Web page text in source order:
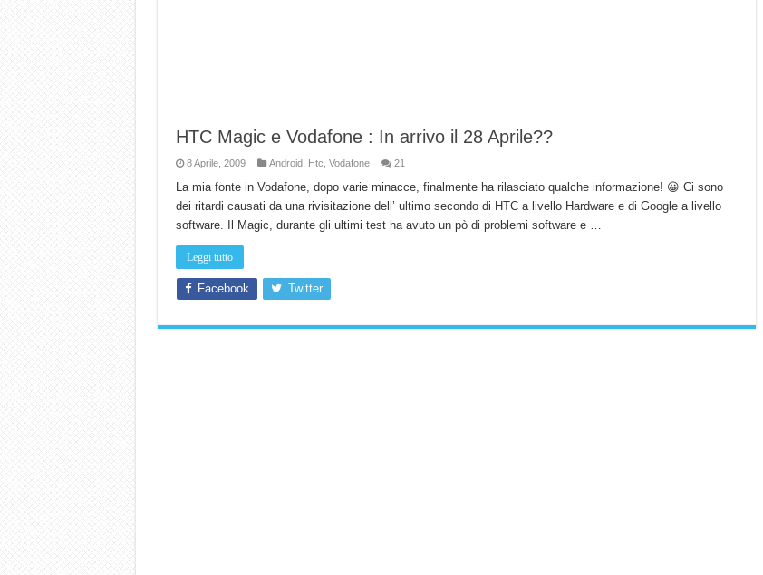
HTC Magic e Vodafone : In arrivo il 28 Aprile??
8 Aprile, 2009 Android, Htc Vodafone 21
La mia fonte in Vodafone, dopo varie minacce, finalmente ha rilasciato qualche informazione! 😀 Ci sono
dei ritardi causati da una rivisitazione dell’ ultimo secondo di HTC a livello Hardware e di Google a livello
software. Il Magic, durante gli ultimi test ha avuto un pò di problemi software e …
Leggi tutto
Facebook Twitter